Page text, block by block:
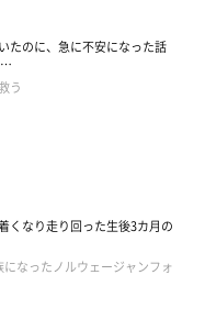
たのに、急に不安になった話
…
う
くなり走り回った生後3カ月の
なったノルウェージャンフォ